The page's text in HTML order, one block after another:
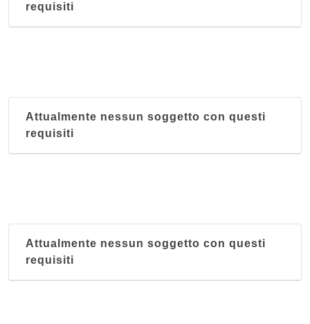
requisiti
Attualmente nessun soggetto con questi
requisiti
Attualmente nessun soggetto con questi
requisiti